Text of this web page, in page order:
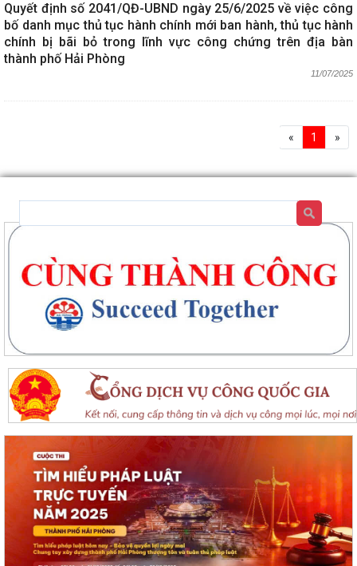
Quyết định số 2041/QĐ-UBND ngày 25/6/2025 về việc công
bố danh mục thủ tục hành chính mới ban hành, thủ tục hành
chính bị bãi bỏ trong lĩnh vực công chứng trên địa bàn
thành phố Hải Phòng
11/07/2025
« 1 »